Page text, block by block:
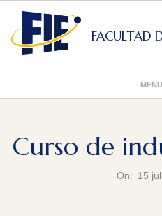
content
FACULTAD
Navigation
MENU
Curso de
On: 15